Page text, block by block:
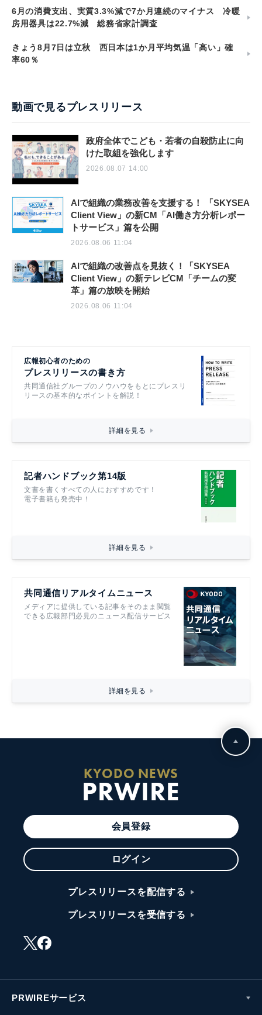
6月の消費支出、実質3.3%減で7か月連続のマイナス 冷暖
房用器具は22.7%減 総務省家計調査
きょう8月7日は立秋 西日本は1か月平均気温「高い」確
率60％
動画で見るプレスリリース
政府全体でこども・若者の自殺防止に向
けた取組を強化します
2026.08.07 14:00
AIで組織の業務改善を支援する！ 「SKYSEA
Client View」の新CM「AI働き方分析レポー
トサービス」篇を公開
2026.08.06 11:04
AIで組織の改善点を見抜く！「SKYSEA
Client View」の新テレビCM「チームの変
革」篇の放映を開始
2026.08.06 11:04
広報初心者のための
プレスリリースの書き方
共同通信社グループのノウハウをもとにプレスリ
リースの基本的なポイントを解説！
詳細を見る
記者ハンドブック第14版
文書を書くすべての人におすすめです！
電子書籍も発売中！
詳細を見る
共同通信リアルタイムニュース
メディアに提供している記事をそのまま閲覧
できる広報部門必見のニュース配信サービス
詳細を見る
KYODO NEWS
PRWIRE
会員登録
ログイン
プレスリリースを配信する
プレスリリースを受信する
PRWIREサービス